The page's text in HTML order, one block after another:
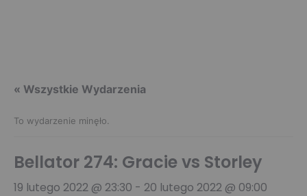
« Wszystkie Wydarzenia
To wydarzenie minęło.
Bellator 274: Gracie vs Storley
19 lutego 2022 @ 23:30 - 20 lutego 2022 @ 09:00